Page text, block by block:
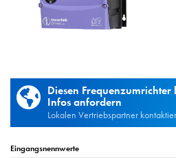
Diesen
Infos anfordern
Lokalen Vertriebspartner
Eingangsnennwerte